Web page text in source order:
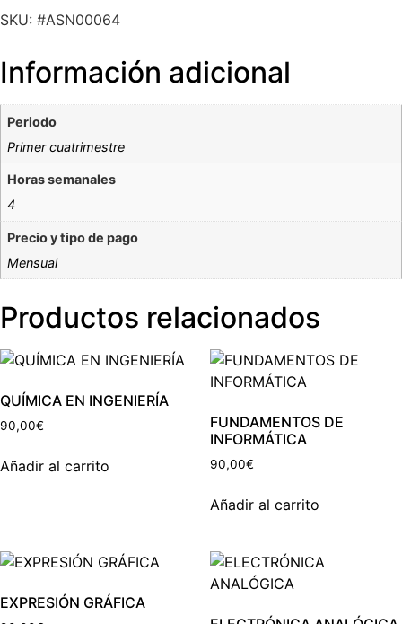
SKU: #ASN00064
Información adicional
Periodo
Primer cuatrimestre
Horas semanales
4
Precio y tipo de pago
Mensual
Productos relacionados
QUÍMICA EN INGENIERÍA
90,00€
Añadir al carrito
FUNDAMENTOS DE
INFORMÁTICA
90,00€
Añadir al carrito
EXPRESIÓN GRÁFICA